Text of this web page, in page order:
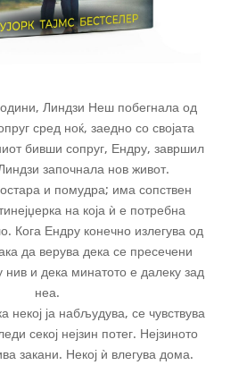
Линдзи Неш побегнала од
сред ноќ, заедно со својата
бивши сопруг, Ендру, завршил
започнала нов живот.
и помудра; има сопствен
на која ѝ е потребна
Кога Ендру конечно излегува од
да верува дека се пресечени
нив и дека минатото е далеку зад
неа.
некој ја набљудува, се чувствува
секој нејзин потег. Нејзиното
закани. Некој ѝ влегува дома.